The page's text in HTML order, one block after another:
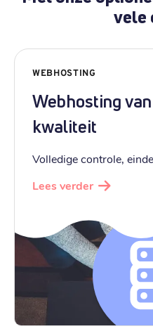
vele
WEBHOSTING
Webhosting
kwaliteit
Volledige controle,
Lees verder